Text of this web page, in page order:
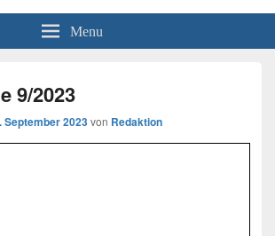
Menu
9/2023
September 2023von Redaktion